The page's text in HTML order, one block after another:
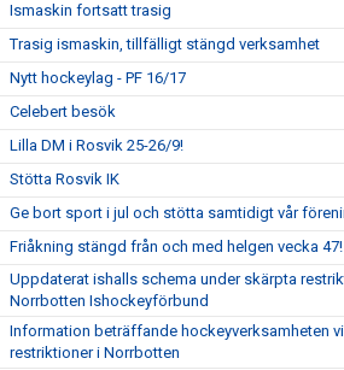
Ismaskin fortsatt trasig
Trasig ismaskin, tillfälligt stängd verksamhet
Nytt hockeylag - PF 16/17
Celebert besök
Lilla DM i Rosvik 25-26/9!
Stötta Rosvik IK
Ge bort sport i jul och stötta samtidigt vår
Friåkning stängd från och med helgen vecka 47!
Uppdaterat ishalls schema under skärpta
Norrbotten Ishockeyförbund
Information beträffande hockeyverksamheten
restriktioner i Norrbotten